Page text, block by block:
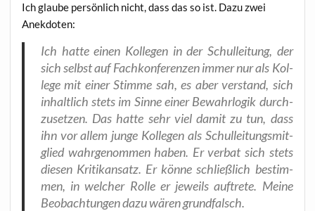
Ich glau­be per­sön­lich nicht, dass das so ist. Dazu zwei
Anekdoten:
Ich hat­te einen Kol­le­gen in der Schul­lei­tung, der
sich selbst auf Fach­kon­fe­ren­zen immer nur als Kol­
le­ge mit einer Stim­me sah, es aber ver­stand, sich
inhalt­lich stets im Sin­ne einer Bewahr­lo­gik durch­
zu­set­zen. Das hat­te sehr viel damit zu tun, dass
ihn vor allem jun­ge Kol­le­gen als Schul­lei­tungs­mit­
glied wahr­ge­nom­men haben. Er ver­bat sich stets
die­sen Kri­tik­an­satz. Er kön­ne schließ­lich bestim­
men, in wel­cher Rol­le er jeweils auf­tre­te. Mei­ne
Beob­ach­tun­gen dazu wären grundfalsch.